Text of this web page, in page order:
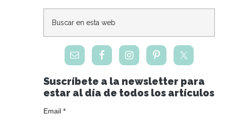
lateral
primaria
Suscríbete a la newsletter para
estar al día de todos los artículos
Email *